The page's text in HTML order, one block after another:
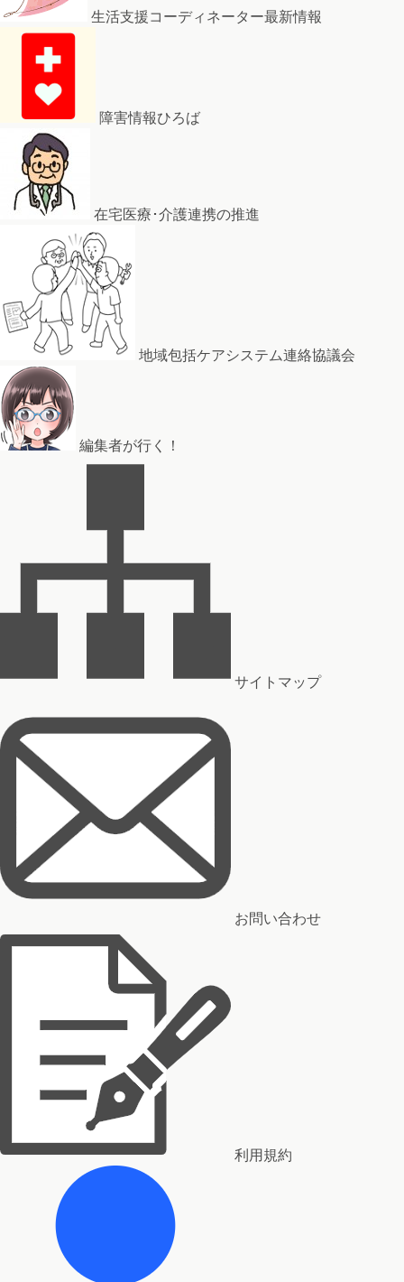
生活支援コーディネーター最新情報
障害情報ひろば
在宅医療･介護連携の推進
地域包括ケアシステム連絡協議会
編集者が行く！
サイトマップ
お問い合わせ
利用規約